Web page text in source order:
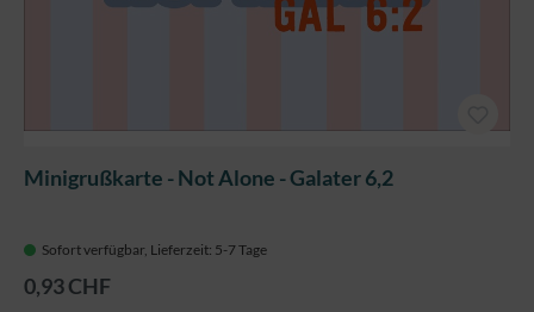
Minigrußkarte - Not Alone - Galater 6,2
Sofort verfügbar, Lieferzeit: 5-7 Tage
0,93 CHF